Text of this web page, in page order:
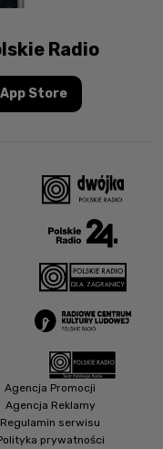
Radio
App Store
Agencja Promocji
Agencja Reklamy
Regulamin serwisu
prywatności